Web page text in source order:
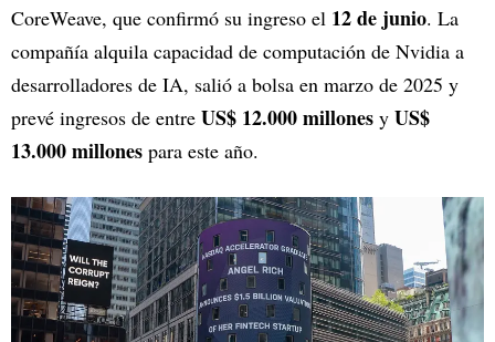
CoreWeave, que confirmó su ingreso el 12 de junio. La
compañía alquila capacidad de computación de Nvidia a
desarrolladores de IA, salió a bolsa en marzo de 2025 y
prevé ingresos de entre US$ 12.000 millones y US$
13.000 millones para este año.